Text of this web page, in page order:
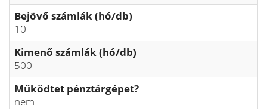
Bejövő számlák (hó/db)
10
Kimenő számlák (hó/db)
500
Működtet pénztárgépet?
nem